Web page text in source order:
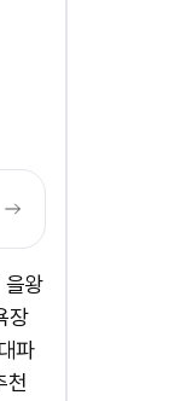
왕
장
파
천